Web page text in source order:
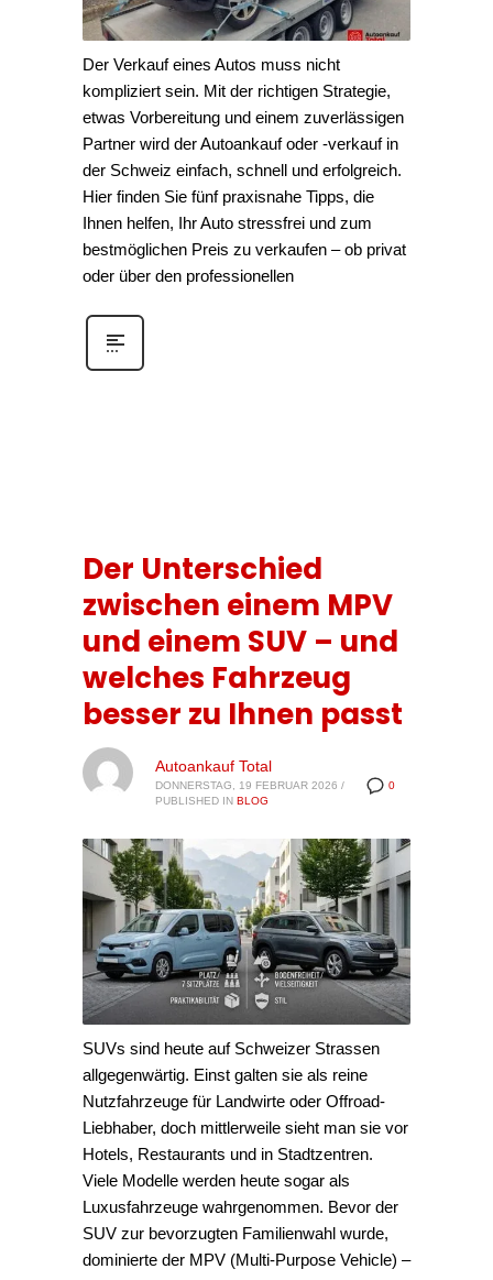
Der Verkauf eines Autos muss nicht
kompliziert sein. Mit der richtigen Strategie,
etwas Vorbereitung und einem zuverlässigen
Partner wird der Autoankauf oder -verkauf in
der Schweiz einfach, schnell und erfolgreich.
Hier finden Sie fünf praxisnahe Tipps, die
Ihnen helfen, Ihr Auto stressfrei und zum
bestmöglichen Preis zu verkaufen – ob privat
oder über den professionellen
Der Unterschied
zwischen einem MPV
und einem SUV – und
welches Fahrzeug
besser zu Ihnen passt
0
Autoankauf Total
DONNERSTAG, 19 FEBRUAR 2026 /
PUBLISHED IN BLOG
SUVs sind heute auf Schweizer Strassen
allgegenwärtig. Einst galten sie als reine
Nutzfahrzeuge für Landwirte oder Offroad-
Liebhaber, doch mittlerweile sieht man sie vor
Hotels, Restaurants und in Stadtzentren.
Viele Modelle werden heute sogar als
Luxusfahrzeuge wahrgenommen. Bevor der
SUV zur bevorzugten Familienwahl wurde,
dominierte der MPV (Multi-Purpose Vehicle) –